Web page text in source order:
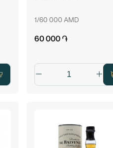
1/60 000 AMD
60 000 ֏